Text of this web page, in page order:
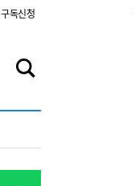
구독신청